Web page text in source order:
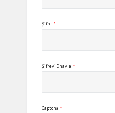
Şifre *
Şifreyi Onayla *
Captcha *